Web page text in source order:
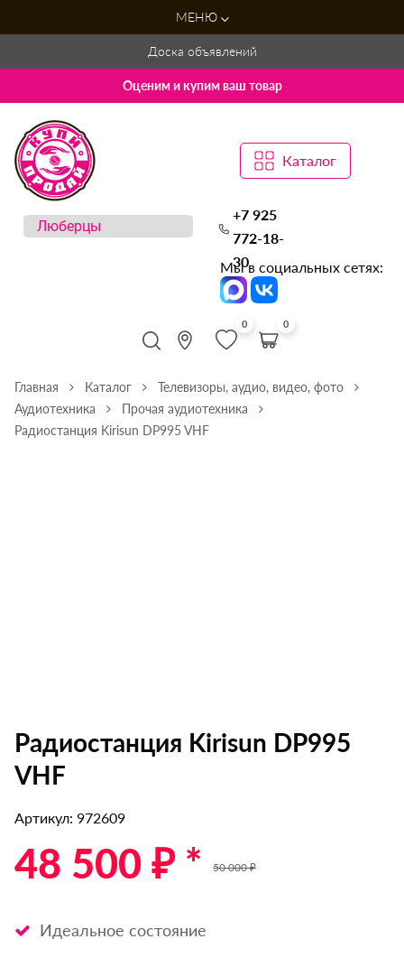
МЕНЮ
Доска объявлений
Оценим и купим ваш товар
Каталог
+7 925
772-18-
30
Мы в социальных сетях:
0 0
Главная Каталог
Телевизоры, аудио, видео, фото
Аудиотехника
Прочая аудиотехника
Радиостанция Kirisun DP995 VHF
Радиостанция Kirisun DP995
VHF
Артикул: 972609
48 500 ₽ * 50 000 ₽
Идеальное состояние